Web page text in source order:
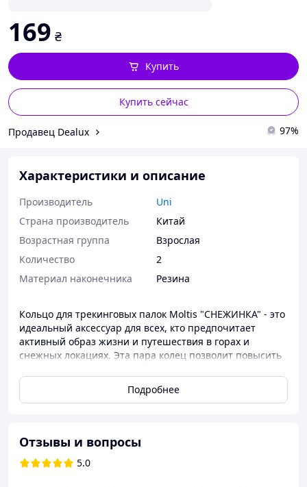
169 ₴
Купить сейчас
Купить
Продавец Dealux 97%
Характеристики и описание
Производитель
Uni
Страна производитель
Китай
Возрастная группа
Взрослая
Количество
2
Материал наконечника
Резина
Кольцо для трекинговых палок Moltis "СНЕЖИНКА" - это
идеальный аксессуар для всех, кто предпочитает
активный образ жизни и путешествия в горах и
снежных локациях. Эта пара колец позволит повысить
обеспечить безопасность и комфорт во время
путешествий в условиях снега и льда. Каждое кольцо
воздействию погодных условий и механическим
повреждениям. Дизайн колец "СНЕЖИНКА"
инспирирован природной красотой снежинок, придав
Подробнее
Отзывы и вопросы
5.0